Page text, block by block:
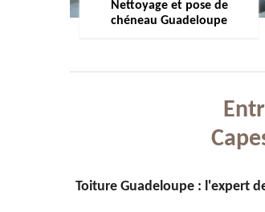
Nettoyage et pose de
chéneau Guadeloupe
Toiture Guadeloupe : l'expert